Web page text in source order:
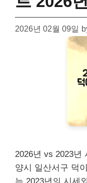
2026년 02월 09일
2026년 vs 2023년
양시 일산서구 덕
는 2023년의 시세